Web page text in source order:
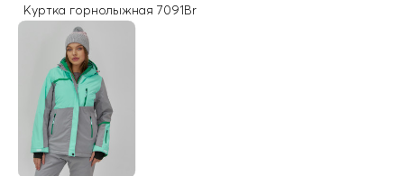
Куртка горнолыжная 7091Br